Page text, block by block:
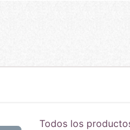
Todos los